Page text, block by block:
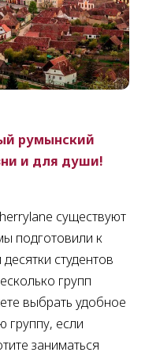
румынский
и для души!
существуют
подготовили к
студентов
групп
выбрать удобное
группу, если
заниматься